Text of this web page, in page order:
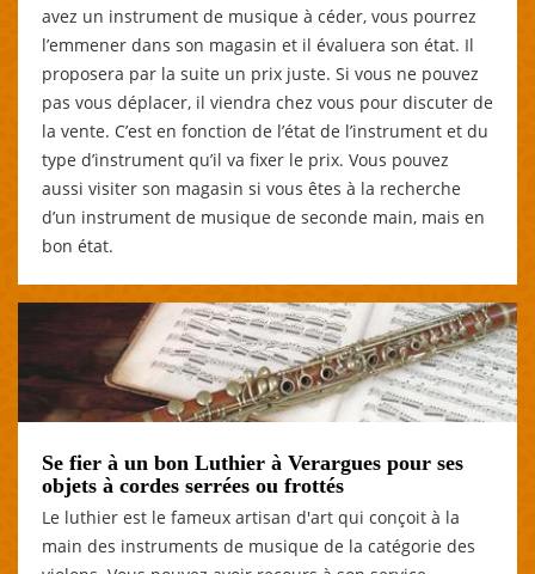
avez un instrument de musique à céder, vous pourrez
l’emmener dans son magasin et il évaluera son état. Il
proposera par la suite un prix juste. Si vous ne pouvez
pas vous déplacer, il viendra chez vous pour discuter de
la vente. C’est en fonction de l’état de l’instrument et du
type d’instrument qu’il va fixer le prix. Vous pouvez
aussi visiter son magasin si vous êtes à la recherche
d’un instrument de musique de seconde main, mais en
bon état.
Se fier à un bon Luthier à Verargues pour ses
objets à cordes serrées ou frottés
Le luthier est le fameux artisan d'art qui conçoit à la
main des instruments de musique de la catégorie des